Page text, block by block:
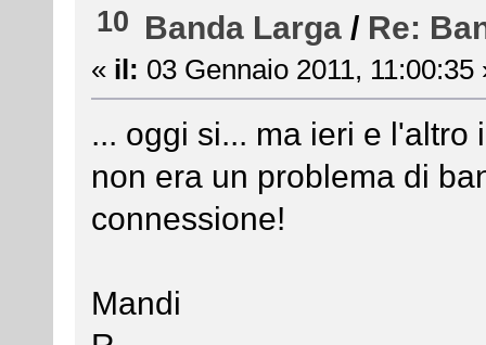
10 Banda Larga / Re:
« il: 03 Gennaio 2011, 11:00:35
... oggi si... ma ieri e
non era un problema di
connessione!
Mandi